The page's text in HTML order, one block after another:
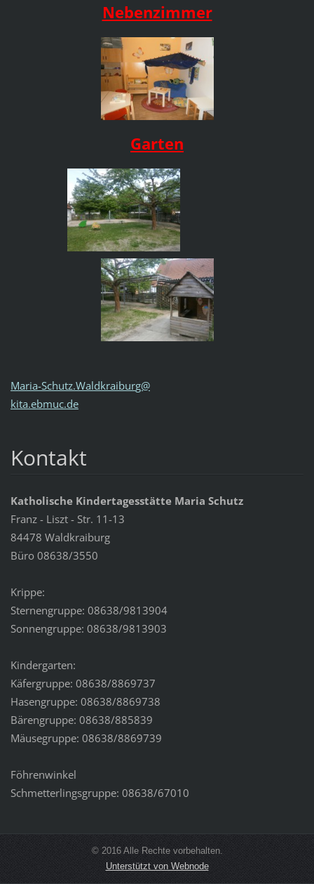
Nebenzimmer
Garten
Maria-Schutz.Waldkraiburg@
kita.ebmuc.de
Kontakt
Katholische Kindertagesstätte Maria Schutz
Franz - Liszt - Str. 11-13
84478 Waldkraiburg
Büro 08638/3550
Krippe:
Sternengruppe: 08638/9813904
Sonnengruppe: 08638/9813903
Kindergarten:
Käfergruppe: 08638/8869737
Hasengruppe: 08638/8869738
Bärengruppe: 08638/885839
Mäusegruppe: 08638/8869739
Föhrenwinkel
Schmetterlingsgruppe: 08638/67010
© 2016 Alle Rechte vorbehalten.
Unterstützt von Webnode